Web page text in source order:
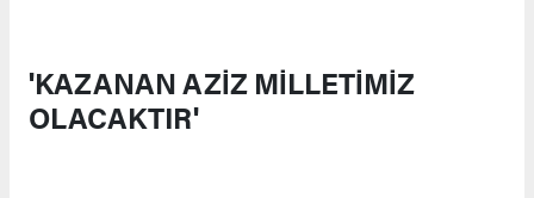
'KAZANAN AZİZ MİLLETİMİZ
OLACAKTIR'